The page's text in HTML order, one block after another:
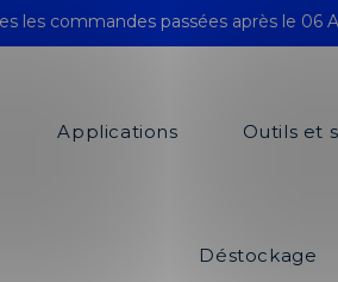
les commandes passées après le
Applications Outils et
Déstockage